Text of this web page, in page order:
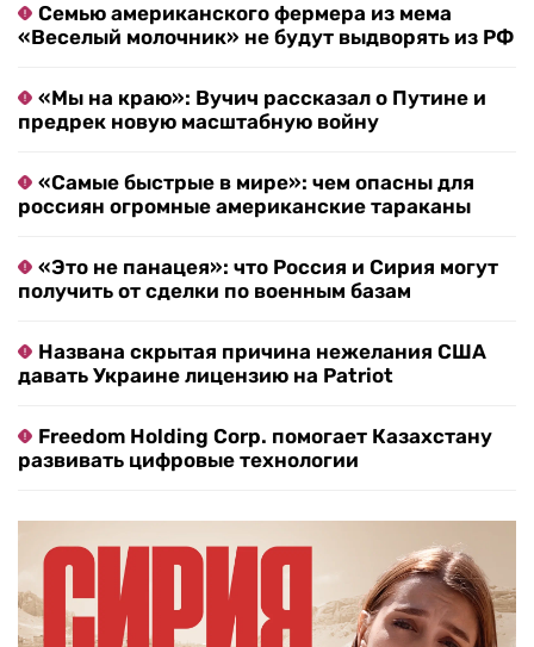
Семью американского фермера из мема
«Веселый молочник» не будут выдворять из РФ
«Мы на краю»: Вучич рассказал о Путине и
предрек новую масштабную войну
«Самые быстрые в мире»: чем опасны для
россиян огромные американские тараканы
«Это не панацея»: что Россия и Сирия могут
получить от сделки по военным базам
Названа скрытая причина нежелания США
давать Украине лицензию на Patriot
Freedom Holding Corp. помогает Казахстану
развивать цифровые технологии